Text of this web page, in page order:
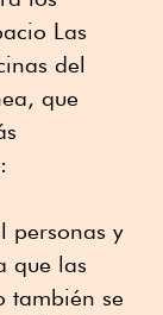
Las
del
que
personas y
que las
también se